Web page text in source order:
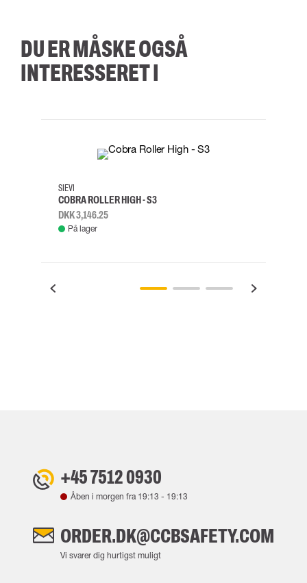
DU ER MÅSKE OGSÅ
INTERESSERET I
38
SIEVI
COBRA ROLLER HIGH - S3
DKK 3,146.25
På lager
+45 7512 0930
Åben i morgen fra 19:13 - 19:13
ORDER.DK@CCBSAFETY.COM
Vi svarer dig hurtigst muligt